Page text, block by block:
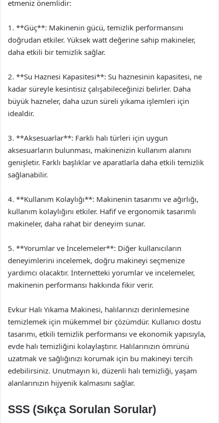
etmeniz önemlidir:
1. **Güç**: Makinenin gücü, temizlik performansını
doğrudan etkiler. Yüksek watt değerine sahip makineler,
daha etkili bir temizlik sağlar.
2. **Su Haznesi Kapasitesi**: Su haznesinin kapasitesi, ne
kadar süreyle kesintisiz çalışabileceğinizi belirler. Daha
büyük hazneler, daha uzun süreli yıkama işlemleri için
idealdir.
3. **Aksesuarlar**: Farklı halı türleri için uygun
aksesuarların bulunması, makinenizin kullanım alanını
genişletir. Farklı başlıklar ve aparatlarla daha etkili temizlik
sağlanabilir.
4. **Kullanım Kolaylığı**: Makinenin tasarımı ve ağırlığı,
kullanım kolaylığını etkiler. Hafif ve ergonomik tasarımlı
makineler, daha rahat bir deneyim sunar.
5. **Yorumlar ve İncelemeler**: Diğer kullanıcıların
deneyimlerini incelemek, doğru makineyi seçmenize
yardımcı olacaktır. İnternetteki yorumlar ve incelemeler,
makinenin performansı hakkında fikir verir.
Evkur Halı Yıkama Makinesi, halılarınızı derinlemesine
temizlemek için mükemmel bir çözümdür. Kullanıcı dostu
tasarımı, etkili temizlik performansı ve ekonomik yapısıyla,
evde halı temizliğini kolaylaştırır. Halılarınızın ömrünü
uzatmak ve sağlığınızı korumak için bu makineyi tercih
edebilirsiniz. Unutmayın ki, düzenli halı temizliği, yaşam
alanlarınızın hijyenik kalmasını sağlar.
SSS (Sıkça Sorulan Sorular)